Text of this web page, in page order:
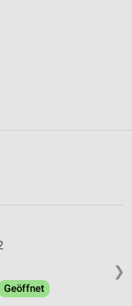
❯
Geöffnet